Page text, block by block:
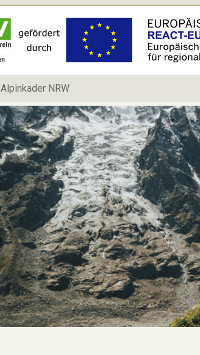
Alpinkader NRW